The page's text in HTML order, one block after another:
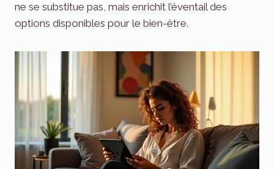
ne se substitue pas, mais enrichit l’éventail des
options disponibles pour le bien-être.